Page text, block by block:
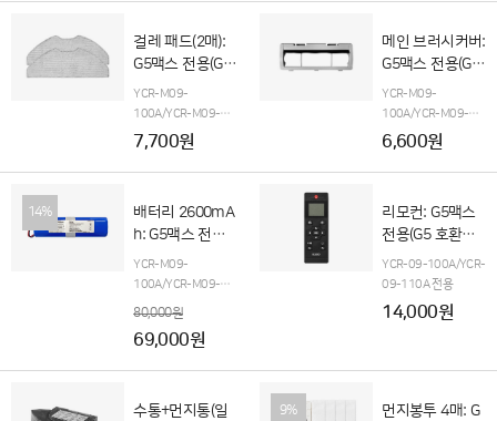
걸레 패드(2매):
G5맥스 전용(G5
호환불가)
YCR-M09-
100A/YCR-M09-
110A 전용G5맥스 오
토엠티 스테이션(단품
포함)
7,700원
메인 브러시커버:
G5맥스 전용(G5
호환불가)
YCR-M09-
100A/YCR-M09-
110A 전용G5맥스 오
토엠티 스테이션(단품
포함)
6,600원
14%
배터리 2600mA
h: G5맥스 전용
(구매 후, 고객지
원팀으로 입고요
YCR-M09-
100A/YCR-M09-
110AG5맥스 오토엠
포함)
80,000원
69,000원
리모컨: G5맥스
전용(G5 호환불
가)
YCR-09-100A/YCR-
09-110A 전용
14,000원
수통+먼지통(일
9%
먼지봉투 4매: G